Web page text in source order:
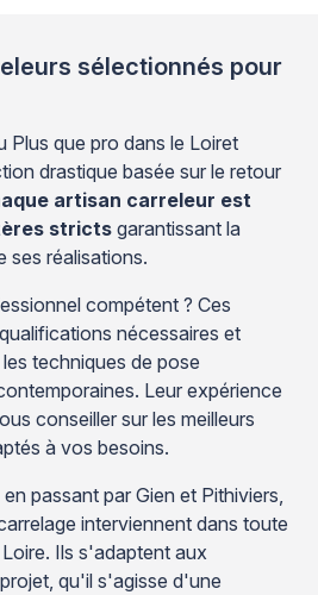
sélectionnés pour
Plus que pro dans le Loiret
drastique basée sur le retour
artisan carreleur est
stricts garantissant la
ses réalisations.
compétent ? Ces
nécessaires et
techniques de pose
Leur expérience
conseiller sur les meilleurs
à vos besoins.
passant par Gien et Pithiviers,
interviennent dans toute
Ils s'adaptent aux
qu'il s'agisse d'une